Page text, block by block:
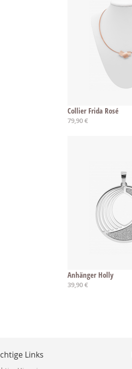
Collier Frida Rosé
79,90 €
Anhänger Holly
39,90 €
Links